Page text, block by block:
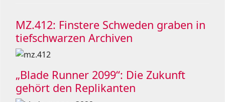
MZ.412: Finstere Schweden graben in
tiefschwarzen Archiven
„Blade Runner 2099“: Die Zukunft
gehört den Replikanten